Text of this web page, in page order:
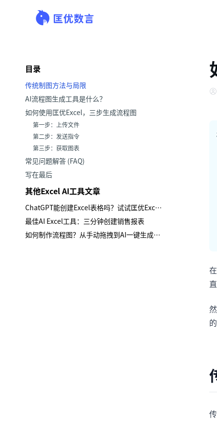
目录
传统制图方法与局限
AI流程图生成工具是什么？
如何使用匡优Excel，三步生成流程图
第一步：上传文件
第二步：发送指令
第三步：获取图表
常见问题解答 (FAQ)
写在最后
其他Excel AI工具文章
ChatGPT能创建Excel表格吗？试试匡优Excel，为业务团队提供更优决策方案
最佳AI Excel工具：三分钟创建销售报表
如何制作流程图？从手动拖拽到AI一键生成，彻底解放生产力